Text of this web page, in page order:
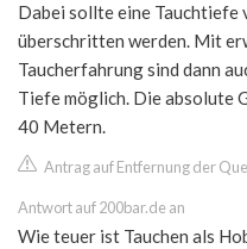
Dabei sollte eine
überschritten werden. Mit
Taucherfahrung sind dann
Tiefe möglich. Die absolute
40 Metern.
Antrag auf Entfernung der
Antwort auf 200bar.de an
Wie teuer ist Tauchen als